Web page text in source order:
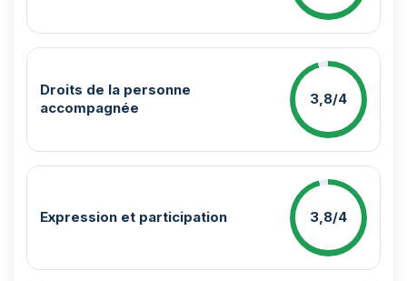
Droits de la personne
accompagnée
3,8/4
Expression et participation 3,8/4